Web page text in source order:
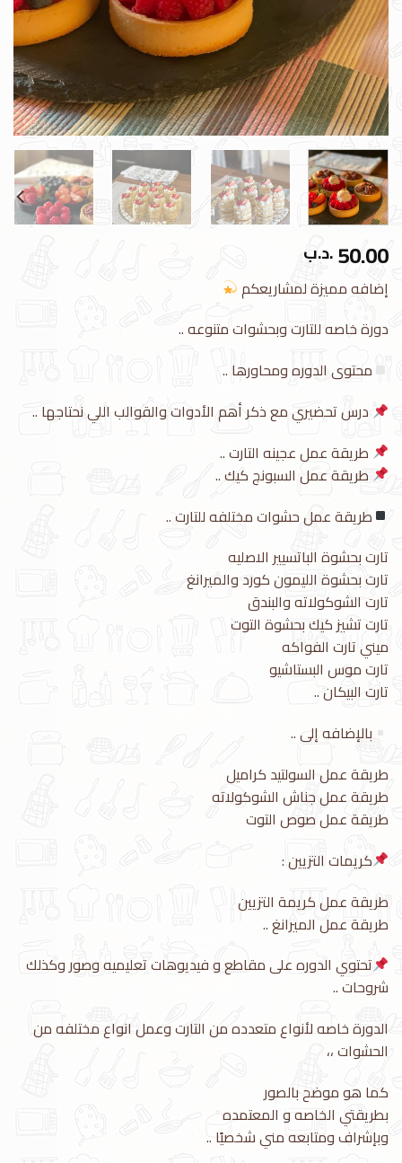
50.00.د.ب
إضافه مميزة لمشاريعكم
دورة خاصه للتارت وبحشوات متنوعه ..
محتوى الدوره ومحاورها ..
درس تحضيري مع ذكر أهم الأدوات والقوالب اللي نحتاجها ..
طريقة عمل عجينه التارت ..
طريقة عمل السبونج كيك ..
طريقة عمل حشوات مختلفه للتارت ..
تارت بحشوة الباتسيير الاصليه
تارت بحشوة الليمون كورد والميرانغ
تارت الشوكولاته والبندق
تارت تشيز كيك بحشوة التوت
ميني تارت الفواكه
تارت موس البستاشيو
تارت البيكان ..
بالإضافه إلى ..
طريقة عمل السولتيد كراميل
طريقة عمل جناش الشوكولاته
طريقة عمل صوص التوت
كريمات التزيين :
طريقة عمل كريمة التزيين
طريقة عمل الميرانغ ..
تحتوي الدوره على مقاطع و فيديوهات تعليميه وصور وكذلك
شروحات ..
الدورة خاصه لأنواع متعدده من التارت وعمل انواع مختلفه من
الحشوات ،،
كما هو موضح بالصور
بطريقتي الخاصه و المعتمده
وبإشراف ومتابعه مني شخصيًا ..